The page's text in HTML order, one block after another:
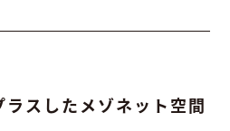
スしたメゾネット空間